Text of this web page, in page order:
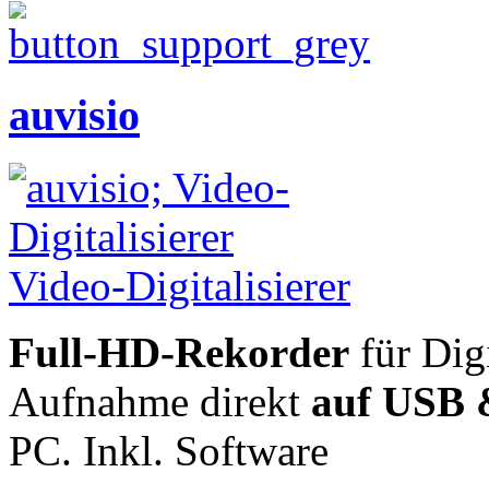
auvisio
Full-HD-Rekorder für
Aufnahme direkt auf USB
PC. Inkl. Software